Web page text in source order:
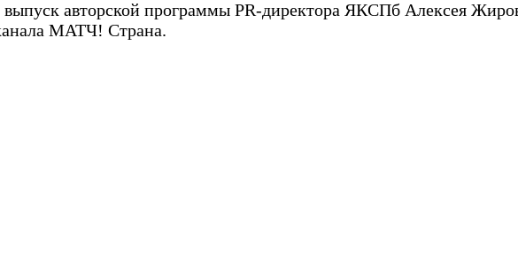
авторской программы PR-директора ЯКСПб Алексея
МАТЧ! Страна.